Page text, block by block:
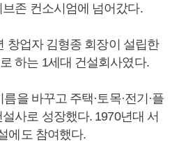
존 컨소시엄에 넘어갔다.
창업자 김형종 회장이 설립한
하는 1세대 건설회사였다.
을 바꾸고 주택·토목·전기·플
사로 성장했다. 1970년대 서
에도 참여했다.